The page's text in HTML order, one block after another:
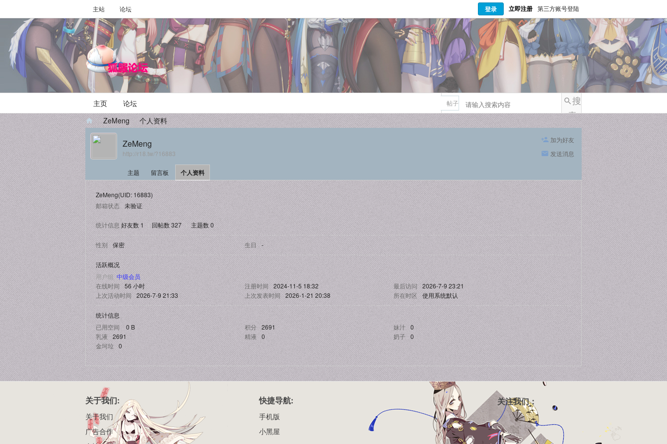
主站 论坛 登录 立即注册 第三方账号登陆
主页 论坛 帖子
搜
索
› ZeMeng › 个人资料
加为好友
发送消息
ZeMeng
http://r18.tw/?16883
主题 留言板 个人资料
ZeMeng(UID: 16883)
邮箱状态 未验证
统计信息 好友数 1 | 回帖数 327 | 主题数 0
性别 保密 生日 -
活跃概况
用户组中级会员
在线时间
56 小时 注册时间 2024-11-5 18:32 最后访问
2026-7-9 23:21
上次活动时间
2026-7-9 21:33 上次发表时间 2026-1-21 20:38 所在时区 使用系统默认
统计信息
已用空间
0 B 积分 2691 妹汁 0
乳液
2691 精液 0 奶子 0
金坷垃 0
关于我们:
关于我们
广告合作
快捷导航:
手机版
小黑屋
关注我们：